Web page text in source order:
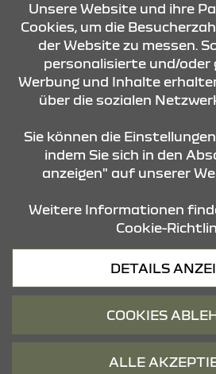
KONTAKT & ANFAHRT
Unsere Website und ihre
Cookies, um die
der Website zu messen.
personalisierte und/oder
Werbung und Inhalte
über die sozialen
Sie können die
indem Sie sich in den
anzeigen" auf unserer
Weitere Informationen
Cookie-
DETAILS
COOKIES
ALLE